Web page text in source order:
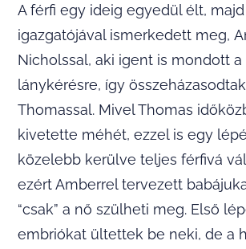
A férfi egy ideig egyedül élt,
igazgatójával ismerkedett meg,
Nicholssal, aki igent is mondott a
lánykérésre, így összeházasodtak
Thomassal. Mivel Thomas
kivetette méhét, ezzel is egy
közelebb kerülve teljes férfivá
ezért Amberrel tervezett
“csak” a nő szülheti meg. Első
embriókat ültettek be neki, de a